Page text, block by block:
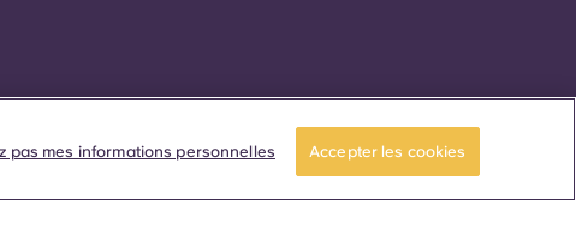
Lorsque des termes désignant un genre
spécifique apparaissent sur ce site web, ils sont
destinés à s'appliquer à tous, sans distinction de
pas mes informations personnelles Accepter les cookies